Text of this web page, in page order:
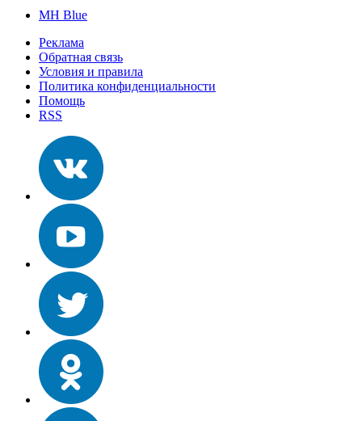
MH Blue
Реклама
Обратная связь
Условия и правила
Политика конфиденциальности
Помощь
RSS